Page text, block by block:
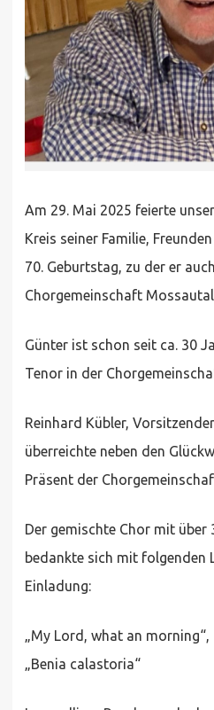
Am 29. Mai 2025 feierte
Kreis seiner Familie,
70. Geburtstag, zu der er
Chorgemeinschaft
Günter ist schon seit ca. 30
Tenor in der
Reinhard Kübler,
überreichte neben den
Präsent der
Der gemischte Chor mit über
bedankte sich mit folgenden
Einladung:
„My Lord, what an
„Benia calastoria“